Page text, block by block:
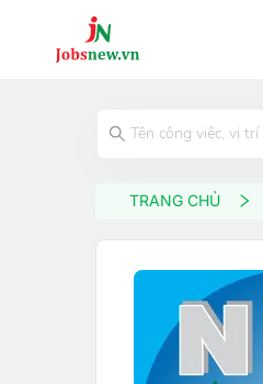
TRANG CHỦ